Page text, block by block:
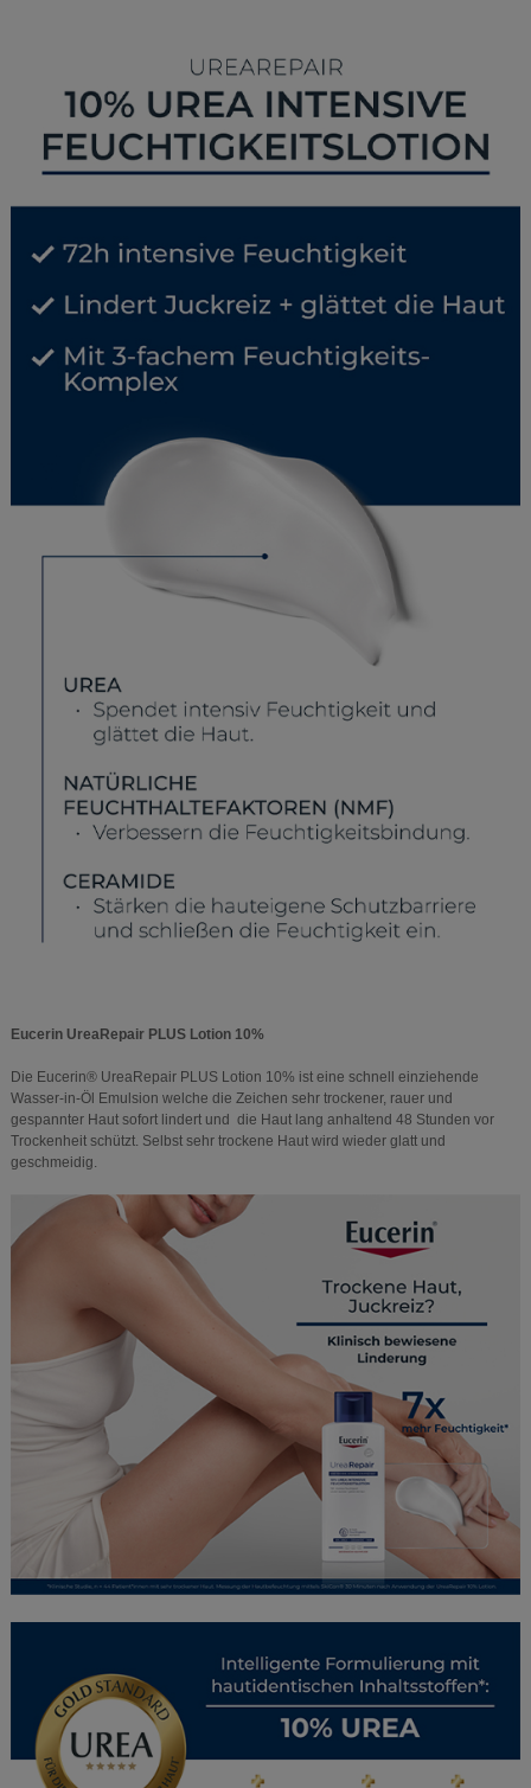
Eucerin UreaRepair PLUS Lotion 10%
Die Eucerin® UreaRepair PLUS Lotion 10% ist eine schnell einziehende
Wasser-in-Öl Emulsion welche die Zeichen sehr trockener, rauer und
gespannter Haut sofort lindert und die Haut lang anhaltend 48 Stunden vor
Trockenheit schützt. Selbst sehr trockene Haut wird wieder glatt und
geschmeidig.